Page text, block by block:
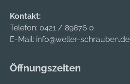
Kontakt:
Telefon: 0421 / 89876 0
E-Mail: info@weller-schrauben.de
Öffnungszeiten